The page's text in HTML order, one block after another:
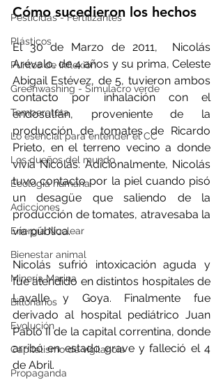
Pesticidas - Fertilizantes
Plásticos
Puntos de inflexión
Greenwashing - Simulacro verde
Temperatura
Lo esencial para entender el CC
Los dueños del mundo
Ecología humana
Adicciones
Energía Nuclear
Bienestar animal
Minería Marina
Billonarios
Evolución
Capitalismo de vigilancia
Propaganda
Cómo sucedieron los hechos
El 30 de Marzo de 2011,  Nicolás
Arévalo, de 4 años y su prima, Celeste
Abigail Estévez, de 5, tuvieron ambos
contacto por inhalación con el
endosulfán, proveniente de la
producción de tomates de Ricardo
Prieto, en el terreno vecino a donde
vivía Nicolás. Adicionalmente, Nicolás
tuvo contacto por la piel cuando pisó
un desagüe que saliendo de la
producción de tomates, atravesaba la
vía pública.
Nicolás sufrió intoxicación aguda y
fue atendido en distintos hospitales de
Lavalle y Goya. Finalmente fue
derivado al hospital pediátrico Juan
Pablo II de la capital correntina, donde
arribó en estado grave y falleció el 4
de Abril.